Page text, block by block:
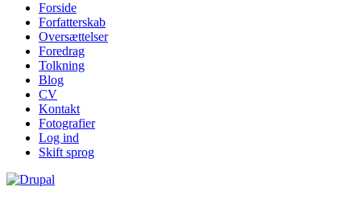
Forside
Forfatterskab
Oversættelser
Foredrag
Tolkning
Blog
CV
Kontakt
Fotografier
Log ind
Skift sprog